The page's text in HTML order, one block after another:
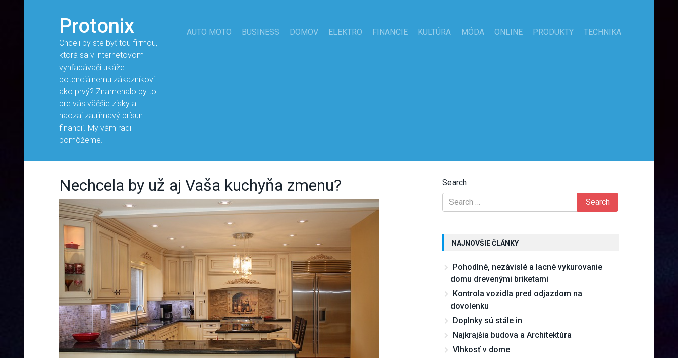
Protonix
Chceli by ste byť tou firmou,
ktorá sa v internetovom
vyhľadávači ukáže
potenciálnemu zákazníkovi
ako prvý? Znamenalo by to
pre vás väčšie zisky a
naozaj zaujímavý prísun
financií. My vám radi
pomôžeme.
AUTO MOTO BUSINESS DOMOV ELEKTRO FINANCIE KULTÚRA MÓDA ONLINE PRODUKTY TECHNIKA
Nechcela by už aj Vaša kuchyňa zmenu? Search
NAJNOVŠIE ČLÁNKY
Pohodlné, nezávislé a lacné vykurovanie
domu drevenými briketami
Kontrola vozidla pred odjazdom na
dovolenku
Doplnky sú stále in
Najkrajšia budova a Architektúra
Vlhkosť v dome